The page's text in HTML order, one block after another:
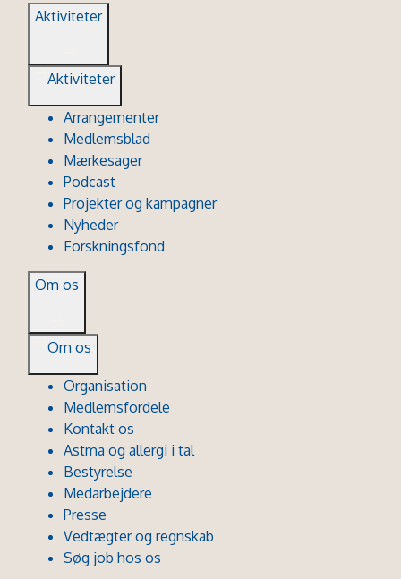
Aktiviteter
Aktiviteter
Arrangementer
Medlemsblad
Mærkesager
Podcast
Projekter og kampagner
Nyheder
Forskningsfond
Om os
Om os
Organisation
Medlemsfordele
Kontakt os
Astma og allergi i tal
Bestyrelse
Medarbejdere
Presse
Vedtægter og regnskab
Søg job hos os